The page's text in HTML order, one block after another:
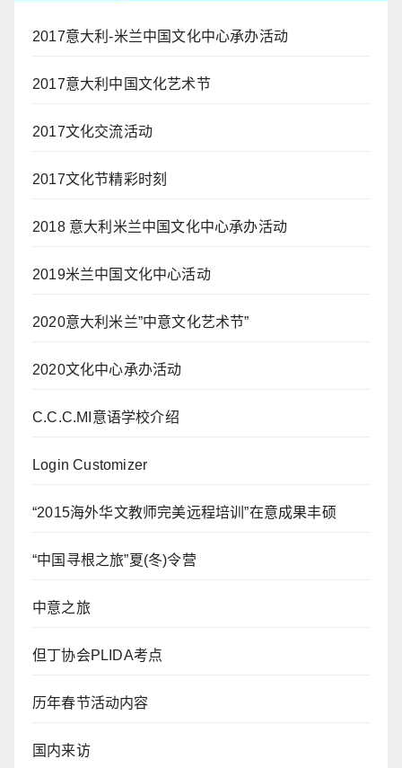
2017意大利-米兰中国文化中心承办活动
2017意大利中国文化艺术节
2017文化交流活动
2017文化节精彩时刻
2018 意大利米兰中国文化中心承办活动
2019米兰中国文化中心活动
2020意大利米兰”中意文化艺术节”
2020文化中心承办活动
C.C.C.MI意语学校介绍
Login Customizer
“2015海外华文教师完美远程培训”在意成果丰硕
“中国寻根之旅”夏(冬)令营
中意之旅
但丁协会PLIDA考点
历年春节活动内容
国内来访